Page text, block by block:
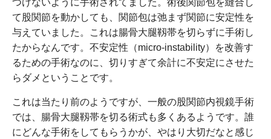
つけないように手術されてました。術後関節包を縫合し
て股関節を動かしても、関節包は弛まず関節に安定性を
与えていました。これは腸骨大腿靱帯を切らずに手術し
たからなんです。不安定性（micro-instability）を改善す
るための手術なのに、切りすぎて余計に不安定にさせた
らダメということです。
これは当たり前のようですが、一般の股関節内視鏡手術
では、腸骨大腿靱帯を切る術式も多くあるようです。誰
にどんな手術をしてもらうかが、やはり大切だなと感じ